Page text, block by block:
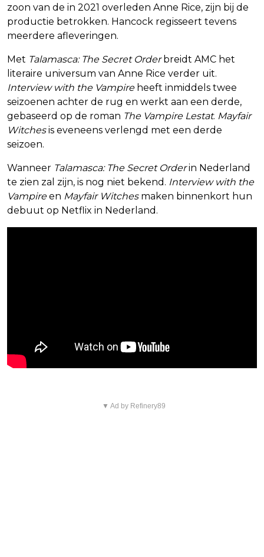
zoon van de in 2021 overleden Anne Rice, zijn bij de
productie betrokken. Hancock regisseert tevens
meerdere afleveringen.
Met Talamasca: The Secret Orderbreidt AMC het
literaire universum van Anne Rice verder uit.
Interview with the Vampireheeft inmiddels twee
seizoenen achter de rug en werkt aan een derde,
gebaseerd op de roman The Vampire Lestat. Mayfair
Witchesis eveneens verlengd met een derde
seizoen.
Wanneer Talamasca: The Secret Orderin Nederland
te zien zal zijn, is nog niet bekend. Interview with the
Vampireen Mayfair Witchesmaken binnenkort hun
debuut op Netflix in Nederland.
▼ Ad by Refinery89